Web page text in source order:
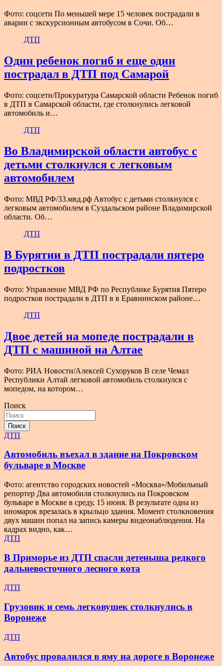
Фото: соцсети По меньшей мере 15 человек пострадали в
аварии с экскурсионным автобусом в Сочи. Об…
ДТП
Один ребенок погиб и еще один
пострадал в ДТП под Самарой
Фото: соцсети/Прокуратура Самарской области Ребенок погиб
в ДТП в Самарской области, где столкнулись легковой
автомобиль и…
ДТП
Во Владимирской области автобус с
детьми столкнулся с легковым
автомобилем
Фото: МВД РФ/33.мвд.рф Автобус с детьми столкнулся с
легковым автомобилем в Суздальском районе Владимирской
области. Об…
ДТП
В Бурятии в ДТП пострадали пятеро
подростков
Фото: Управление МВД РФ по Республике Бурятия Пятеро
подростков пострадали в ДТП в в Еравнинском районе…
ДТП
Двое детей на мопеде пострадали в
ДТП с машиной на Алтае
Фото: РИА Новости/Алексей Сухоруков В селе Чемал
Республики Алтай легковой автомобиль столкнулся с
мопедом, на котором…
Поиск
Поиск
ДТП
Автомобиль въехал в здание на Покровском
бульваре в Москве
Фото: агентство городских новостей «Москва»/Мобильный
репортер Два автомобиля столкнулись на Покровском
бульваре в Москве в среду, 15 июня. В результате одна из
иномарок врезалась в крыльцо здания. Момент столкновения
двух машин попал на запись камеры видеонаблюдения. На
кадрах видно, как…
ДТП
В Приморье из ДТП спасли детеныша редкого
дальневосточного лесного кота
ДТП
Грузовик и семь легковушек столкнулись в
Воронеже
ДТП
Автобус провалился в яму на дороге в Воронеже